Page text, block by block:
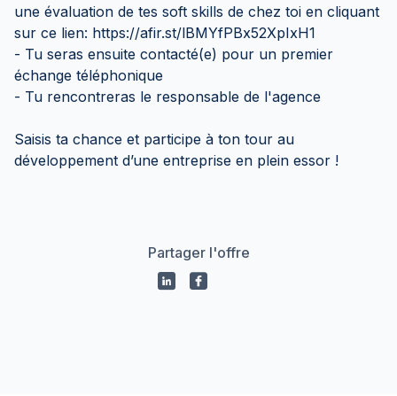
une évaluation de tes soft skills de chez toi en cliquant
sur ce lien: https://afir.st/lBMYfPBx52XpIxH1
- Tu seras ensuite contacté(e) pour un premier
échange téléphonique
- Tu rencontreras le responsable de l'agence
Saisis ta chance et participe à ton tour au
développement d’une entreprise en plein essor !
Partager l'offre